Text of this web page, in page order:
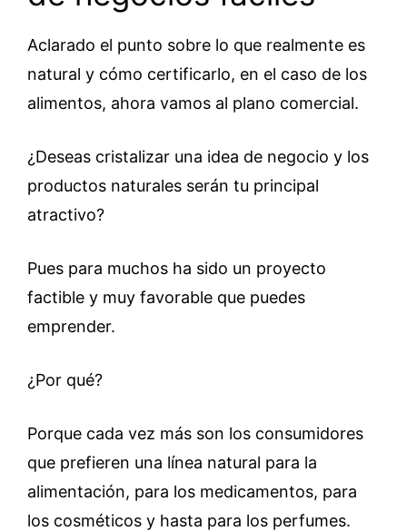
Aclarado el punto sobre lo que realmente es
natural y cómo certificarlo, en el caso de los
alimentos, ahora vamos al plano comercial.
¿Deseas cristalizar una idea de negocio y los
productos naturales serán tu principal
atractivo?
Pues para muchos ha sido un proyecto
factible y muy favorable que puedes
emprender.
¿Por qué?
Porque cada vez más son los consumidores
que prefieren una línea natural para la
alimentación, para los medicamentos, para
los cosméticos y hasta para los perfumes.